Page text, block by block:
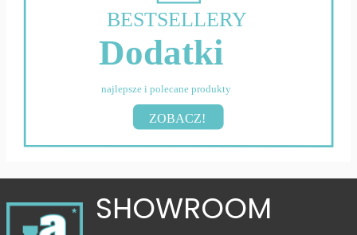
BESTSELLERY
Dodatki
najlepsze i polecane produkty
ZOBACZ!
SHOWROOM